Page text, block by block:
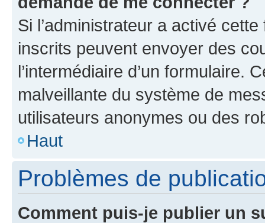
Si l’administrateur a activé
inscrits peuvent envoyer des
l’intermédiaire d’un formulaire.
malveillante du système de
utilisateurs anonymes ou des
Haut
Problèmes de
Comment puis-je publier un